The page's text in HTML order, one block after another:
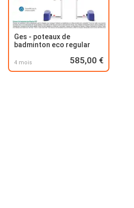
Ges - poteaux de
badminton eco regular
4 mois 585,00 €